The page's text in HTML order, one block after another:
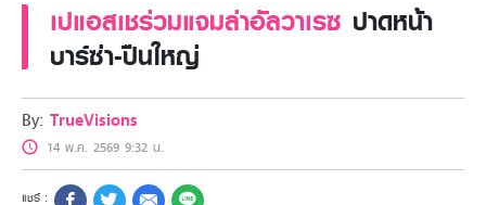
NOW Muay Thai
แพ็กเกจทรูวิชันส์นาวทั้งหมด
เคเบิลและจานดาวเทียม
สิทธิพิเศษ
สิทธิพิเศษลูกค้าทรูวิชั่นส์
Showtime
HoReCa
แพ็กเกจสำหรับผู้ประกอบการ
เปแอสเชร่วมแจมล่าอัลวาเรซ ปาดหน้า
บาร์ซ่า-ปืนใหญ่
By: TrueVisions
14 พ.ค. 2569 9:32 น.